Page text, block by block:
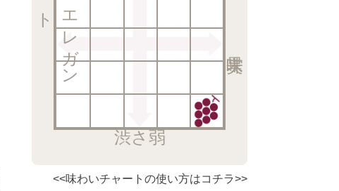
渋さ弱
エ
レ
ガ
ン
ト
<<味わいチャートの使い方はコチラ>>